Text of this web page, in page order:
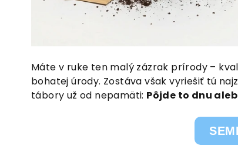
Máte v ruke ten malý zázrak prírody –
bohatej úrody. Zostáva však vyriešiť tú
tábory už od nepamäti: Pôjde to dnu